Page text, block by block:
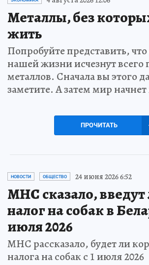
Металлы, без
жить
Попробуйте представить,
нашей жизни исчезнут всего
металлов. Сначала вы этого
заметите. А затем мир
ПРОЧИТАТЬ
НОВОСТИ ОБЩЕСТВО 24 июня 2026 6:52
МНС сказало,
налог на собак в
июля 2026
МНС рассказало, будет ли
налога на собак с 1 июля 2026